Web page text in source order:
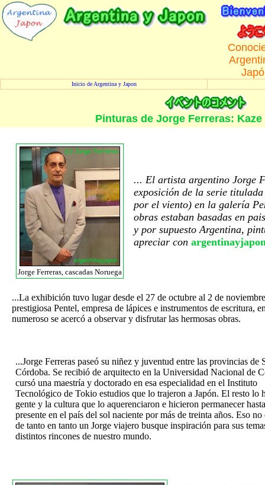
Inicio de Argentina y Japon
Pinturas de Jorge Ferreras:
Jorge Ferreras, cascadas Noruega
... El artista argentino Jorge
exposición de la serie
por el viento) en la galería
obras estaban basadas en
y por supuesto Argentina,
apreciar con
...La exhibición tuvo lugar desde el 27 de octubre al 2 de
prestigiosa Pentel, empresa de lápices e instrumentos de escritura,
numeroso se acercó a observar y disfrutar las hermosas obras.
...Jorge Ferreras paseó su niñez y juventud entre las provincias de
Córdoba. Se recibió de arquitecto en la Universidad Nacional de
cursó una maestría y doctorado en esa especialidad en el Instituto
Tecnológico de Tokio estudios que lo trajeron a Japón. El resto lo
gente y la cultura que lo aquerenciaron e hicieron permanecer
presente en el país del sol naciente por más de treinta años. Eso no
de tanto en tanto un Jorge viajero busque inspiración para sus
distintos rincones de nuestro mundo.